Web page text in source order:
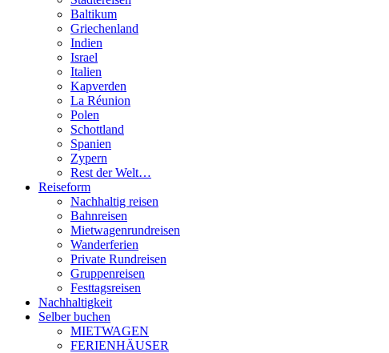
Baltikum
Griechenland
Indien
Israel
Italien
Kapverden
La Réunion
Polen
Schottland
Spanien
Zypern
Rest der Welt…
Reiseform
Nachhaltig reisen
Bahnreisen
Mietwagenrundreisen
Wanderferien
Private Rundreisen
Gruppenreisen
Festtagsreisen
Nachhaltigkeit
Selber buchen
MIETWAGEN
FERIENHÄUSER